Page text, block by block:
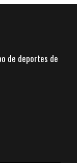
de deportes de